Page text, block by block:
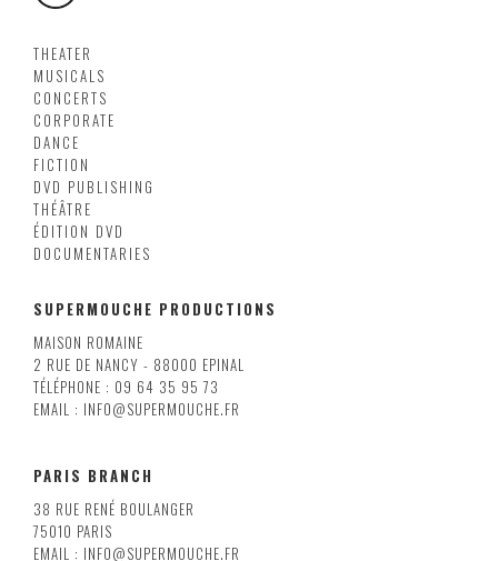
THEATER
MUSICALS
CONCERTS
CORPORATE
DANCE
FICTION
DVD PUBLISHING
THÉÂTRE
ÉDITION DVD
DOCUMENTARIES
SUPERMOUCHE PRODUCTIONS
MAISON ROMAINE
2 RUE DE NANCY - 88000 EPINAL
TÉLÉPHONE : 09 64 35 95 73
EMAIL : INFO@SUPERMOUCHE.FR
PARIS BRANCH
38 RUE RENÉ BOULANGER
75010 PARIS
EMAIL : INFO@SUPERMOUCHE.FR